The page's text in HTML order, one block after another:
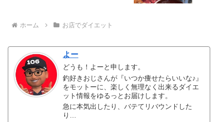
ホーム お店でダイエット
よー
どうも！よーと申します。
釣好きおじさんが『いつか痩せたらいいな♪』
をモットーに、楽しく無理なく出来るダイエ
ット情報をゆるっとお届けします。
急に本気出したり、バテてリバウンドした
り…